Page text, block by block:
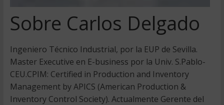
Sobre Carlos Delgado
Ingeniero Técnico Industrial, por la EUP de Sevilla.
Master Executive en E-business por la Univ. S.Pablo-
CEU.CPIM: Certified in Production and Inventory
Management by APICS (American Production &
Inventory Control Society). Actualmente Gerente del